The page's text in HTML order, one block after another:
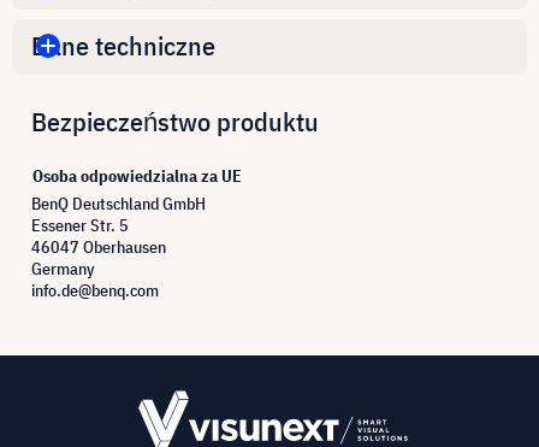
Dane techniczne
Bezpieczeństwo produktu
Osoba odpowiedzialna za UE
BenQ Deutschland GmbH
Essener Str. 5
46047 Oberhausen
Germany
info.de@benq.com